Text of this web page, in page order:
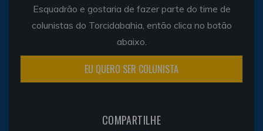
Esquadrão e gostaria de fazer parte do time de
colunistas do Torcidabahia, então clica no botão
abaixo.
EU QUERO SER COLUNISTA
COMPARTILHE